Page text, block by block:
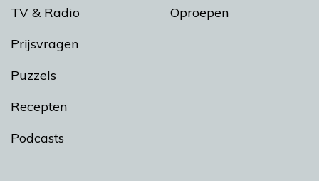
TV & Radio
Prijsvragen
Puzzels
Recepten
Podcasts
Oproepen